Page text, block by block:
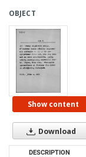
OBJECT
Show content
Download
DESCRIPTION